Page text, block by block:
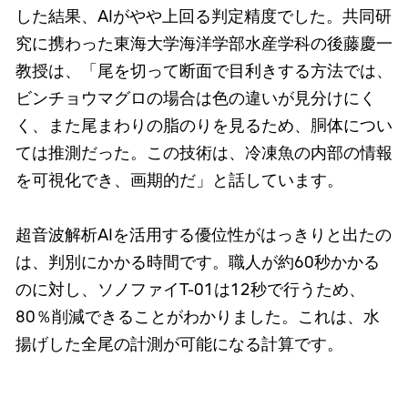
した結果、AIがやや上回る判定精度でした。共同研
究に携わった東海大学海洋学部水産学科の後藤慶一
教授は、「尾を切って断面で目利きする方法では、
ビンチョウマグロの場合は色の違いが見分けにく
く、また尾まわりの脂のりを見るため、胴体につい
ては推測だった。この技術は、冷凍魚の内部の情報
を可視化でき、画期的だ」と話しています。
超音波解析AIを活用する優位性がはっきりと出たの
は、判別にかかる時間です。職人が約60秒かかる
のに対し、ソノファイT-01は12秒で行うため、
80％削減できることがわかりました。これは、水
揚げした全尾の計測が可能になる計算です。